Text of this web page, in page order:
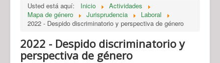
Legislación
Novedades
Recursos y Servicios de Atención
Contacto
Usted está aquí: Inicio
Actividades
Mapa de género
Jurisprudencia
Laboral
2022 - Despido discriminatorio y perspectiva de género
2022 - Despido discriminatorio y
perspectiva de género